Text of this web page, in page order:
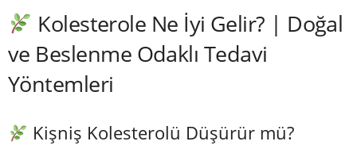
Kolesterole Ne İyi Gelir? | Doğal
ve Beslenme Odaklı Tedavi
Yöntemleri
Kişniş Kolesterolü Düşürür mü?